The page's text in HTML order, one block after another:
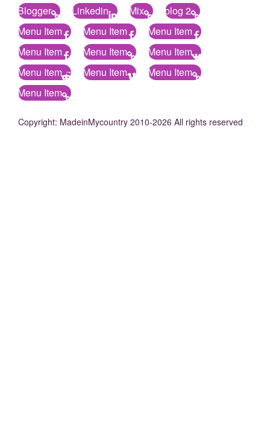
Blogger
Linkedin Mix
blog 2
Menu Item
Menu Item
Menu Item
Menu Item
Menu Item
Menu Item
Menu Item
Menu Item
Menu Item
Menu Item
Copyright: MadeinMycountry 2010-2026 All rights reserved